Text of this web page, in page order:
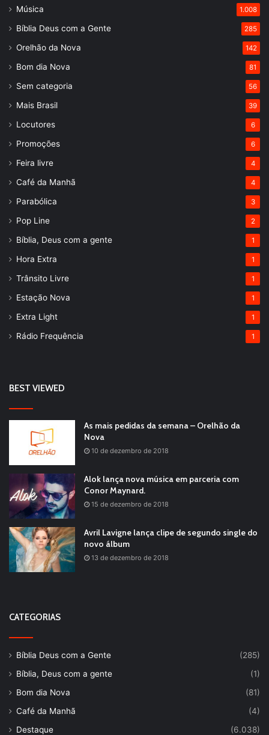
Música 1.008
Bíblia Deus com a Gente 285
Orelhão da Nova 142
Bom dia Nova 81
Sem categoria 56
Mais Brasil 39
Locutores 6
Promoções 6
Feira livre 4
Café da Manhã 4
Parabólica 3
Pop Line 2
Bíblia, Deus com a gente 1
Hora Extra 1
Trânsito Livre 1
Estação Nova 1
Extra Light 1
Rádio Frequência 1
BEST VIEWED
As mais pedidas da semana – Orelhão da
Nova
10 de dezembro de 2018
Alok lança nova música em parceria com
Conor Maynard.
15 de dezembro de 2018
Avril Lavigne lança clipe de segundo single do
novo álbum
13 de dezembro de 2018
CATEGORIAS
Bíblia Deus com a Gente
(285)
Bíblia, Deus com a gente
(1)
Bom dia Nova
(81)
Café da Manhã
(4)
Destaque
(6.038)